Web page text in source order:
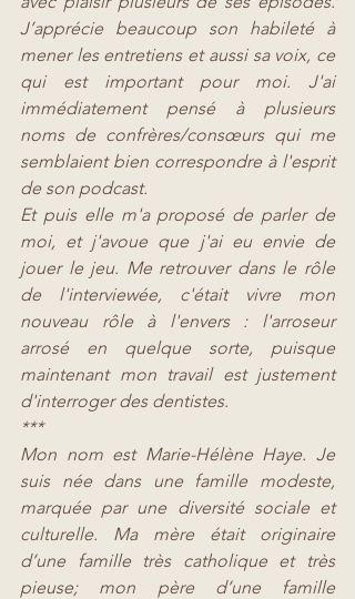
J’apprécie beaucoup son habileté à
mener les entretiens et aussi sa voix, ce
qui est important pour moi. J'ai
immédiatement pensé à plusieurs
noms de confrères/consœurs qui me
semblaient bien correspondre à l'esprit
de son podcast.
Et puis elle m'a proposé de parler de
moi, et j'avoue que j'ai eu envie de
jouer le jeu. Me retrouver dans le rôle
de l'interviewée, c'était vivre mon
nouveau rôle à l'envers : l'arroseur
arrosé en quelque sorte, puisque
maintenant mon travail est justement
d'interroger des dentistes.
***
Mon nom est Marie-Hélène Haye. Je
suis née dans une famille modeste,
marquée par une diversité sociale et
culturelle. Ma mère était originaire
d’une famille très catholique et très
pieuse; mon père d’une famille